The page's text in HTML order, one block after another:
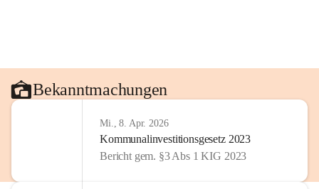
Bekanntmachungen
Mi., 8. Apr. 2026
Kommunalinvestitionsgesetz 2023
Bericht gem. §3 Abs 1 KIG 2023